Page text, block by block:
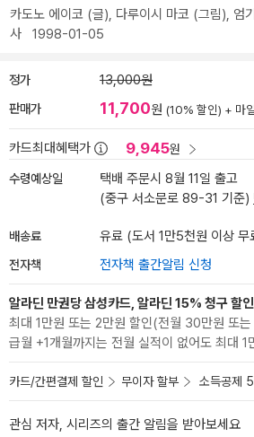
카도노 에이코 (글), 다루이시 마코 (그림), 엄
사 1998-01-05
정가 13,000원
판매가 11,700원 (10% 할인) + 마
카드최대혜택가 9,945원
수령예상일
택배 주문시 8월 11일 출고
(중구 서소문로 89-31 기준)
배송료 유료 (도서 1만5천원 이상 무
전자책 전자책 출간알림 신청
알라딘 만권당 삼성카드, 알라딘 15% 청구 할인
최대 1만원 또는 2만원 할인(전월 30만원 또
급월 +1개월까지는 전월 실적이 없어도 최대 1
카드/간편결제 할인 무이자 할부 소득공제
관심 저자, 시리즈의 출간 알림을 받아보세요